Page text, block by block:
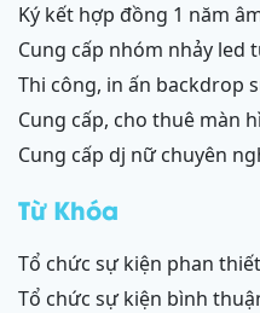
ký kết hợp đồng 1 năm âm thanh ánh sáng – sân khấu
resort mũi né, tiến thành,
cung cấp nhóm nhảy led tương tác, trống nước tại
ninh thuận – bình thuận
thi công, in ấn backdrop sự kiện, backdrop gala dinner,
backdrop team building,
3d, chữ nổi từ formex,
phan thiết, bình thuận -
cung cấp, cho thuê màn hình led tại phan thiết - bình
thuận, ninh thuận - ninh
cung cấp dj nữ chuyên nghiệp phan thiết, bình thuận;
Từ Khóa
tổ chức sự kiện phan thiết,phang rang,ninh chữ,vĩnh
hy,cam ranh
tổ chức sự kiện bình